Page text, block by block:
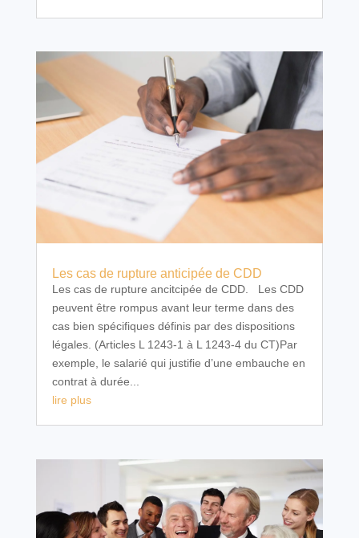
Les cas de rupture anticipée de CDD
Les cas de rupture ancitcipée de CDD. Les CDD
peuvent être rompus avant leur terme dans des
cas bien spécifiques définis par des dispositions
légales. (Articles L 1243-1 à L 1243-4 du CT)Par
exemple, le salarié qui justifie d’une embauche en
contrat à durée...
lire plus